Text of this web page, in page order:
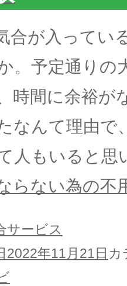
合が入ってい
。予定通りの
時間に余裕が
なんて理由で
人もいると
らない為の不
サービス
2022年11月21日